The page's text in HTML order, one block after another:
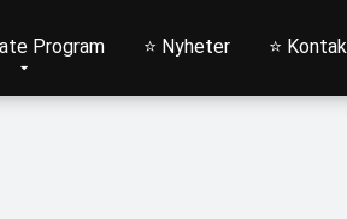
Program ⭐ Nyheter ⭐